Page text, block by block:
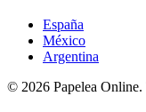
España
México
Argentina
© 2026 Papelea Online.